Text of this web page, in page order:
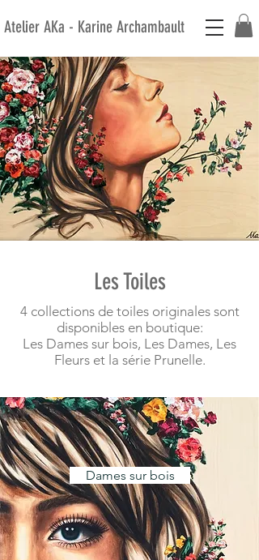
Atelier AKa - Karine Archambault
Les Toiles
4 collections de toiles originales sont
disponibles en boutique:
Les Dames sur bois, Les Dames, Les
Fleurs et la série Prunelle.
Dames sur bois